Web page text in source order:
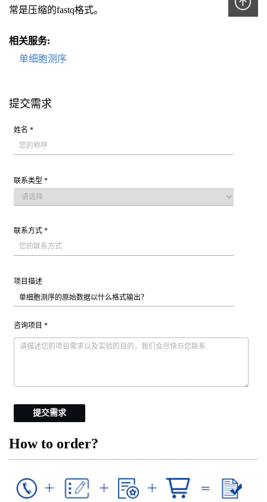
常是压缩的fastq格式。
相关服务:
单细胞测序
提交需求
姓名 *
联系类型 *
联系方式 *
项目描述
咨询项目 *
提交需求
How to order?